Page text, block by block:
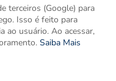
terceiros (Google) para
Isso é feito para
ao usuário. Ao acessar,
Saiba Mais